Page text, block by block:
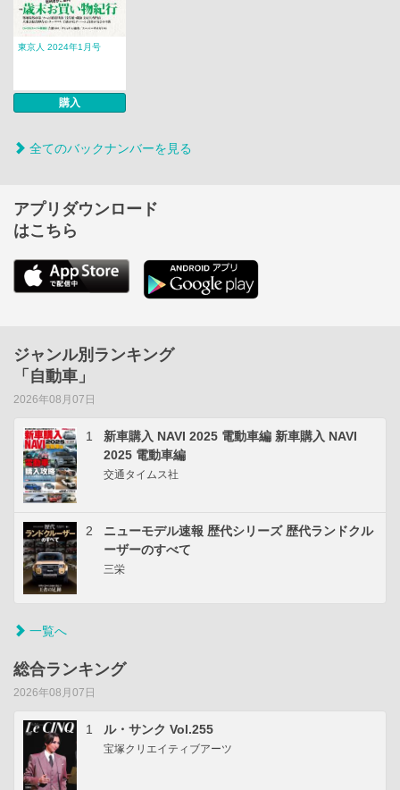
東京人 2024年1月号
購入
全てのバックナンバーを見る
アプリダウンロード
はこちら
ジャンル別ランキング
「自動車」
2026年08月07日
1
新車購入 NAVI 2025 電動車編 新車購入 NAVI
2025 電動車編
交通タイムス社
2
ニューモデル速報 歴代シリーズ 歴代ランドクル
ーザーのすべて
三栄
一覧へ
総合ランキング
2026年08月07日
1 ル・サンク Vol.255
宝塚クリエイティブアーツ